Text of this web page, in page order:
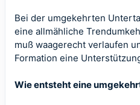
Bei der umgekehrten
eine allmähliche
muß waagerecht verlaufen
Formation eine
Wie entsteht eine